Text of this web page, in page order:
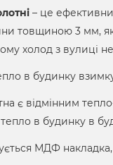
– це
товщиною 3 мм,
холод з вулиці
в будинку
є відмінним
в будинку в
МДФ